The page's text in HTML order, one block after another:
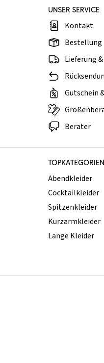
UNSER SERVICE
Kontakt
Bestellung
Lieferung
Gutschein
Berater
TOPKATEGORIEN
Abendkleider
Cocktailkleider
Spitzenkleider
Kurzarmkleider
Lange Kleider